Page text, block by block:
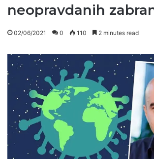
neopravdanih
02/06/2021 0 110 2 minutes read